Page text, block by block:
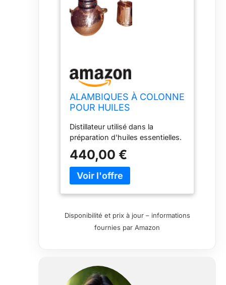
ALAMBIQUES À COLONNE
POUR HUILES
les tailles (20 Litres)
Distillateur utilisé dans la
préparation d'huiles essentielles.
440,00 €
Disponibilité et prix à jour – informations
fournies par Amazon